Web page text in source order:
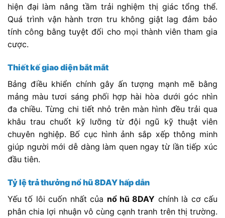
hiện đại làm nâng tầm trải nghiệm thị giác tổng thể.
Quá trình vận hành trơn tru không giật lag đảm bảo
tính công bằng tuyệt đối cho mọi thành viên tham gia
cược.
Thiết kế giao diện bắt mắt
Bảng điều khiển chính gây ấn tượng mạnh mẽ bằng
mảng màu tươi sáng phối hợp hài hòa dưới góc nhìn
đa chiều. Từng chi tiết nhỏ trên màn hình đều trải qua
khâu trau chuốt kỹ lưỡng từ đội ngũ kỹ thuật viên
chuyên nghiệp. Bố cục hình ảnh sắp xếp thông minh
giúp người mới dễ dàng làm quen ngay từ lần tiếp xúc
đầu tiên.
Tỷ lệ trả thưởng nổ hũ 8DAY hấp dẫn
Yếu tố lôi cuốn nhất của nổ hũ 8DAY chính là cơ cấu
phân chia lợi nhuận vô cùng cạnh tranh trên thị trường.